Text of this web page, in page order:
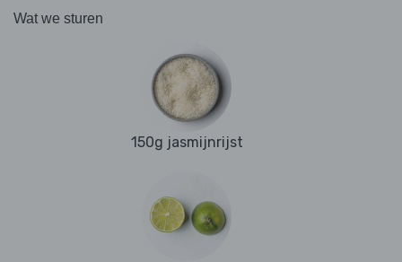
Wat we sturen
150g jasmijnrijst